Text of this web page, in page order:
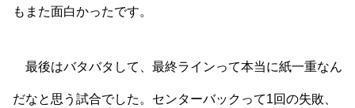
もまた面白かったです。
最後はバタバタして、最終ラインって本当に紙一重なん
だなと思う試合でした。センターバックって1回の失敗、